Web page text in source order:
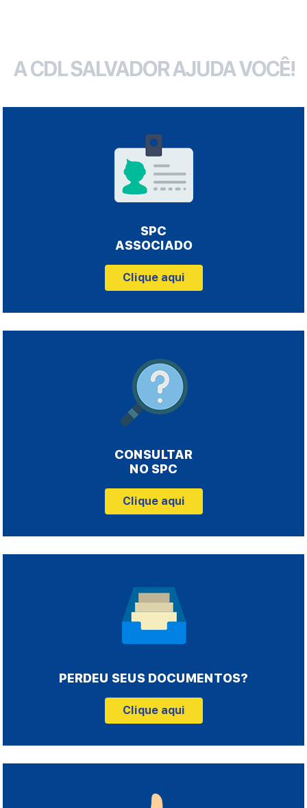
A CDL SALVADOR AJUDA VOCÊ!
SPC
ASSOCIADO
Clique aqui
CONSULTAR
NO SPC
Clique aqui
PERDEU SEUS DOCUMENTOS?
Clique aqui